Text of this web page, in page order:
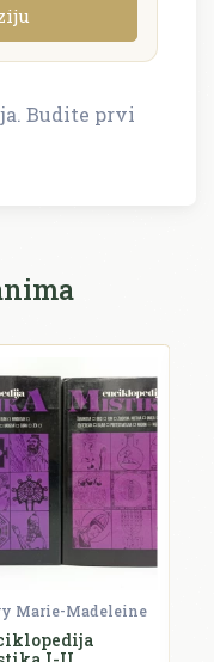
Budite prvi
Marie-Madeleine